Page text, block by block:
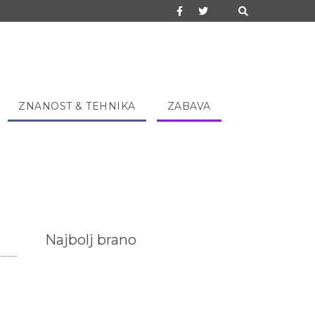
ZNANOST & TEHNIKA ZABAVA
Najbolj brano